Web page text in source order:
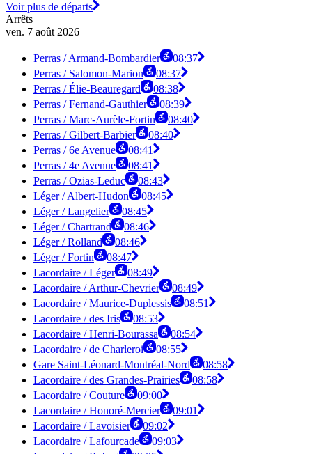
Voir plus de départs
Arrêts
ven. 7 août 2026
Perras / Armand-Bombardier
08:37
Perras / Salomon-Marion
08:37
Perras / Élie-Beauregard
08:38
Perras / Fernand-Gauthier
08:39
Perras / Marc-Aurèle-Fortin
08:40
Perras / Gilbert-Barbier
08:40
Perras / 6e Avenue
08:41
Perras / 4e Avenue
08:41
Perras / Ozias-Leduc
08:43
Léger / Albert-Hudon
08:45
Léger / Langelier
08:45
Léger / Chartrand
08:46
Léger / Rolland
08:46
Léger / Fortin
08:47
Lacordaire / Léger
08:49
Lacordaire / Arthur-Chevrier
08:49
Lacordaire / Maurice-Duplessis
08:51
Lacordaire / des Iris
08:53
Lacordaire / Henri-Bourassa
08:54
Lacordaire / de Charleroi
08:55
Gare Saint-Léonard-Montréal-Nord
08:58
Lacordaire / des Grandes-Prairies
08:58
Lacordaire / Couture
09:00
Lacordaire / Honoré-Mercier
09:01
Lacordaire / Lavoisier
09:02
Lacordaire / Lafourcade
09:03